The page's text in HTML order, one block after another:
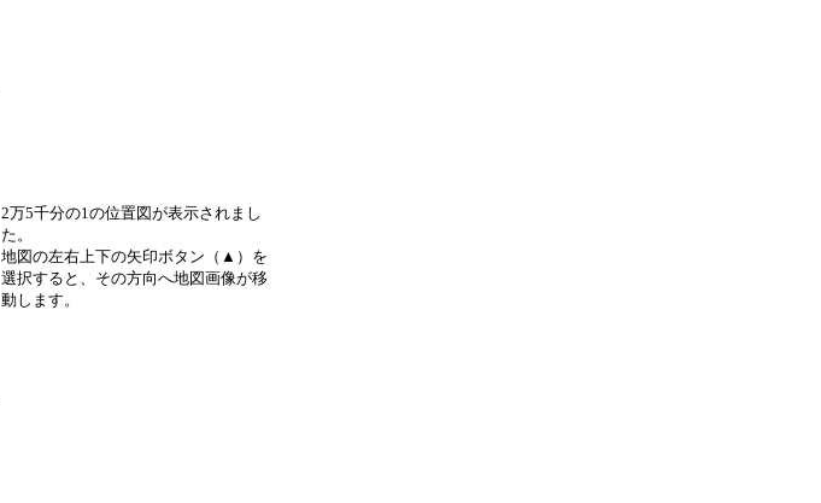
2万5千分の1の位置図が表示されまし
た。
地図の左右上下の矢印ボタン（▲）を
選択すると、その方向へ地図画像が移
動します。